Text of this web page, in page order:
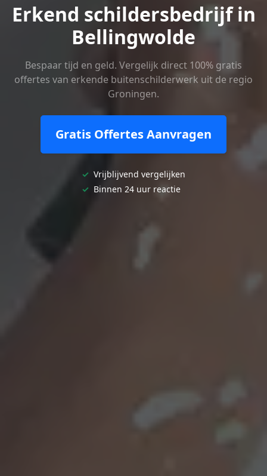
Erkend schildersbedrijf in
Bellingwolde
Bespaar tijd en geld. Vergelijk direct 100% gratis
offertes van erkende buitenschilderwerk uit de regio
Groningen.
Gratis Offertes Aanvragen
✓ Vrijblijvend vergelijken
✓ Binnen 24 uur reactie